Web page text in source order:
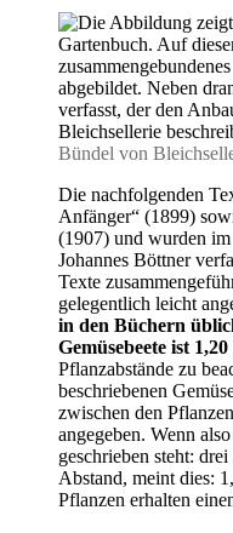
Bündel von
Die nachfolgenden
Anfänger“ (1899)
(1907) und wurden
Johannes Böttner
Texte
gelegentlich leicht
in den Büchern
Gemüsebeete ist
Pflanzabstände zu
beschriebenen
zwischen den
angegeben. Wenn
geschrieben steht:
Abstand, meint dies:
Pflanzen erhalten